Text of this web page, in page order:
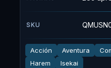
SKU
Acción Aventura
Harem
Isekai